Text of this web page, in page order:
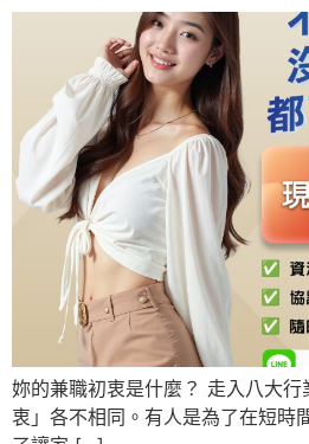
妳的兼職初衷是什麼？ 走入八大
衷」各不相同。有人是為了在短時